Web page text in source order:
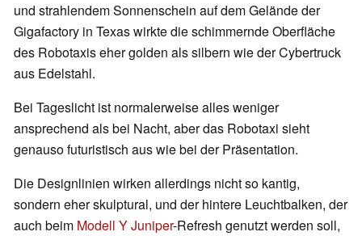
und strahlendem Sonnenschein auf dem Gelände der
Gigafactory in Texas wirkte die schimmernde Oberfläche
des Robotaxis eher golden als silbern wie der Cybertruck
aus Edelstahl.
Bei Tageslicht ist normalerweise alles weniger
ansprechend als bei Nacht, aber das Robotaxi sieht
genauso futuristisch aus wie bei der Präsentation.
Die Designlinien wirken allerdings nicht so kantig,
sondern eher skulptural, und der hintere Leuchtbalken, der
auch beim Modell Y Juniper-Refresh genutzt werden soll,